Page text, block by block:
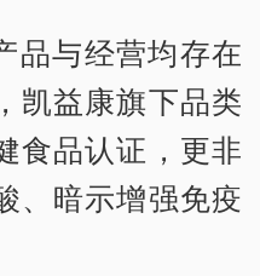
品与经营均存在
凯益康旗下品类
食品认证，更非
、暗示增强免疫